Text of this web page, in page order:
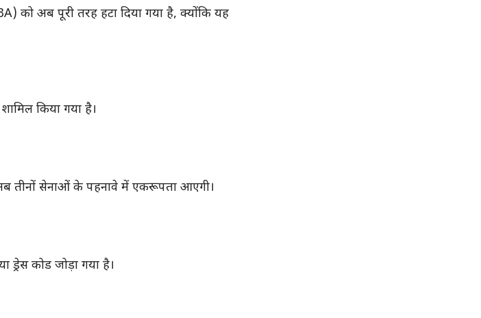
को अब पूरी तरह हटा दिया गया है, क्योंकि यह
किया गया है।
तीनों सेनाओं के पहनावे में एकरूपता आएगी।
ड्रेस कोड जोड़ा गया है।